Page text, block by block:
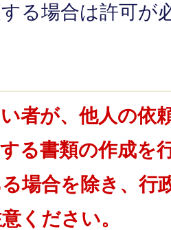
る場合は許可が
者が、他人の依
る書類の作成を
場合を除き、行
ください。